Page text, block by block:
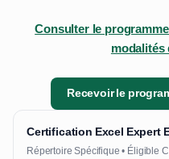
Consulter le
Recevoir le
Certification Excel Expert
Répertoire Spécifique • Éligible